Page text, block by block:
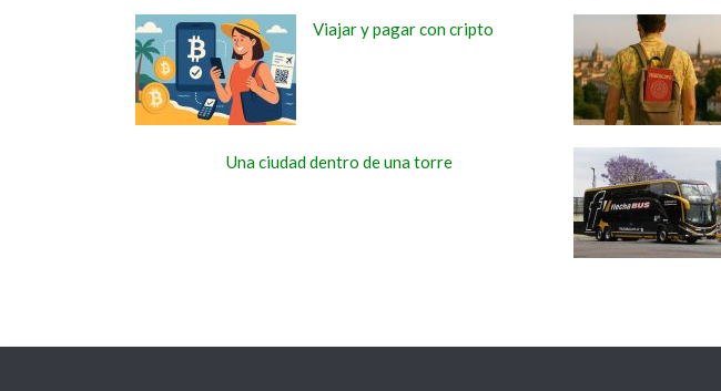
Viajar y pagar con cripto
Una ciudad dentro de una torre